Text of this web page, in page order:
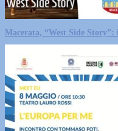
Macerata, “West Side